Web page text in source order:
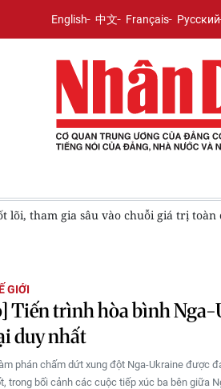
English 中文 Français Русский
lõi, tham gia sâu vào chuỗi giá trị toàn
GIỚI
Tiến trình hòa bình
duy nhất
phán chấm dứt xung đột Nga-Ukraine được
trong bối cảnh các cuộc tiếp xúc ba bên giữa